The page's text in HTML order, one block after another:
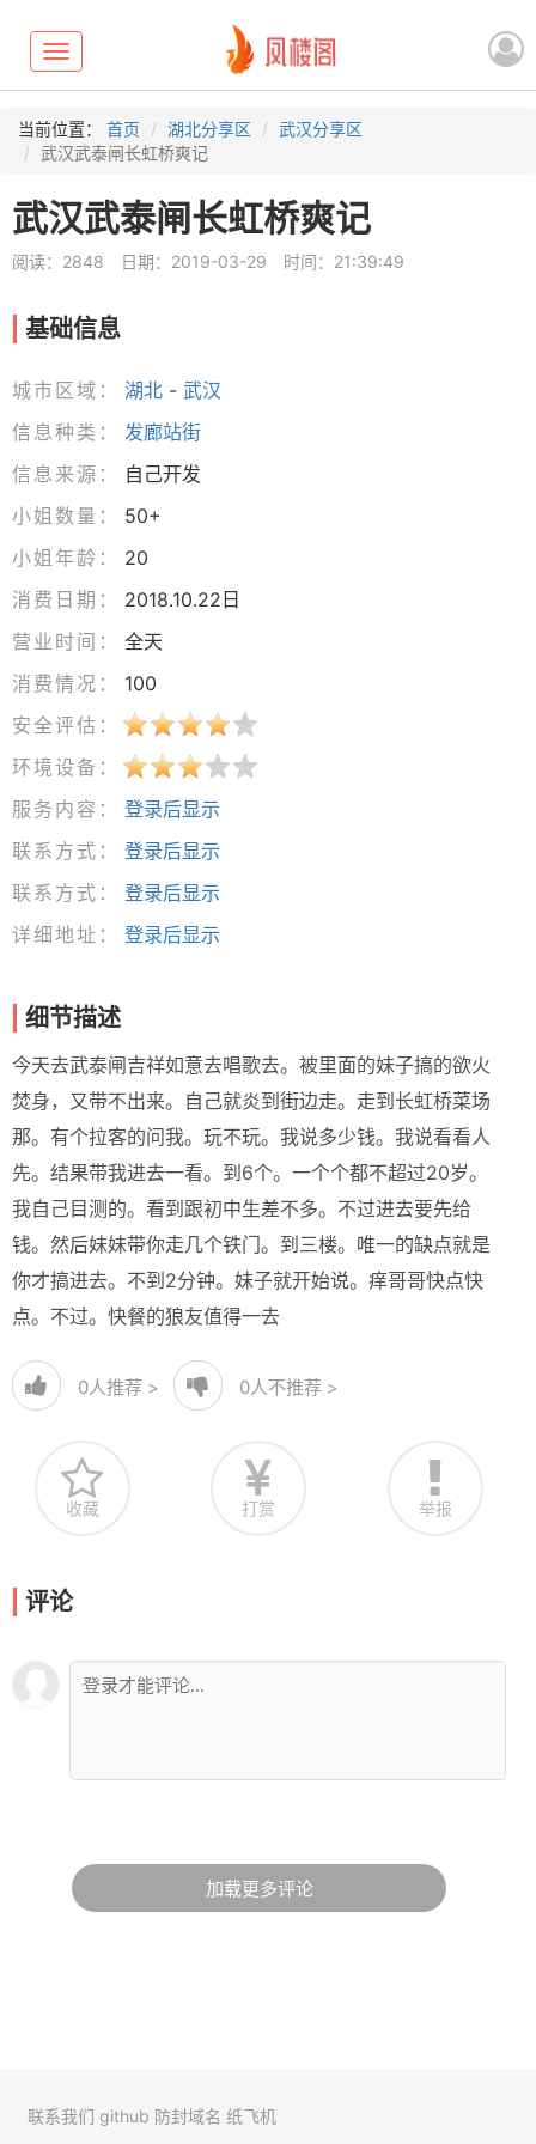
Toggle
navigation
当前位置： 首页 湖北分享区
武汉分享区
武汉武泰闸长虹桥爽记
武汉武泰闸长虹桥爽记
阅读：2848 日期：2019-03-29 时间：21:39:49
基础信息
城市区域： 湖北 - 武汉
信息种类：
发廊站街
信息来源：
自己开发
小姐数量：
50+
小姐年龄：
20
消费日期：
2018.10.22日
营业时间：
全天
消费情况：
100
安全评估：
环境设备：
服务内容：
登录后显示
联系方式：
登录后显示
联系方式：
登录后显示
详细地址：
登录后显示
细节描述
今天去武泰闸吉祥如意去唱歌去。被里面的妹子搞的欲火
焚身，又带不出来。自己就炎到街边走。走到长虹桥菜场
那。有个拉客的问我。玩不玩。我说多少钱。我说看看人
先。结果带我进去一看。到6个。一个个都不超过20岁。
我自己目测的。看到跟初中生差不多。不过进去要先给
钱。然后妹妹带你走几个铁门。到三楼。唯一的缺点就是
你才搞进去。不到2分钟。妹子就开始说。痒哥哥快点快
点。不过。快餐的狼友值得一去
0人推荐 > 0人不推荐 >
收藏 打赏 举报
评论
加载更多评论
联系我们 github 防封域名 纸飞机